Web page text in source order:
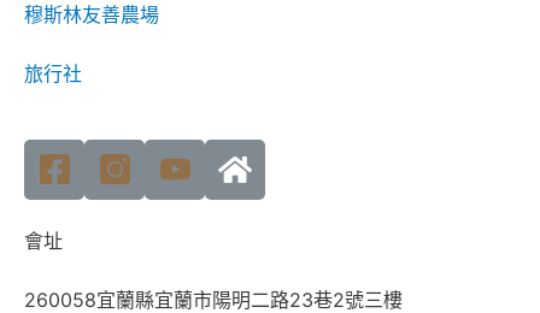
穆斯林友善農場
旅行社
會址
260058宜蘭縣宜蘭市陽明二路23巷2號三樓